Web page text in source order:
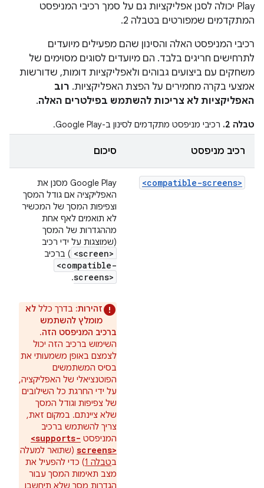
Play יכולה לסנן אפליקציות גם על סמך רכיבי המניפסט
המתקדמים שמפורטים בטבלה 2.
רכיבי המניפסט האלה והסינון שהם מפעילים מיועדים
לתרחישים חריגים בלבד. הם מיועדים לסוגים מסוימים של
משחקים עם ביצועים גבוהים ולאפליקציות דומות, שדורשות
אמצעי בקרה מחמירים על הפצת האפליקציות. רוב
האפליקציות לא צריכות להשתמש בפילטרים האלה.
טבלה 2. רכיבי מניפסט מתקדמים לסינון ב-Google Play.
רכיב מניפסט סיכום
<compatible-screens>
Google Play מסנן את
האפליקציה אם גודל המסך
וצפיפות המסך של המכשיר
לא תואמים לאף אחת
מההגדרות של המסך
(שמוצגות על ידי רכיב
<screen> ) ברכיב
<compatible-
screens>
.
זהירות: בדרך כלל לא
מומלץ להשתמש
ברכיב המניפסט הזה.
השימוש ברכיב הזה יכול
לצמצם באופן משמעותי את
בסיס המשתמשים
הפוטנציאלי של האפליקציה,
על ידי החרגת כל השילובים
של צפיפות וגודל המסך
שלא ציינתם. במקום זאת,
צריך להשתמש ברכיב
המניפסט <supports-
screens> (שתואר למעלה
בטבלה 1
) כדי להפעיל את
מצב תאימות המסך עבור
הגדרות מסך שלא תיחשבו